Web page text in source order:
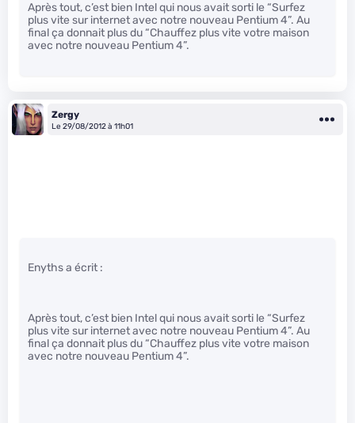
Après tout, c’est bien Intel qui nous avait sorti le “Surfez
plus vite sur internet avec notre nouveau Pentium 4”. Au
final ça donnait plus du “Chauffez plus vite votre maison
avec notre nouveau Pentium 4”.
Zergy
Le 29/08/2012 à 11h01
Enyths a écrit :
Après tout, c’est bien Intel qui nous avait sorti le “Surfez
plus vite sur internet avec notre nouveau Pentium 4”. Au
final ça donnait plus du “Chauffez plus vite votre maison
avec notre nouveau Pentium 4”.